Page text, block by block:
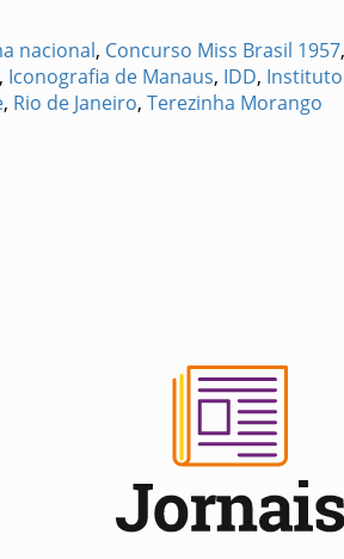
nacional, Concurso Miss Brasil 1957,
, Iconografia de Manaus, IDD,
, Rio de Janeiro, Terezinha Morango